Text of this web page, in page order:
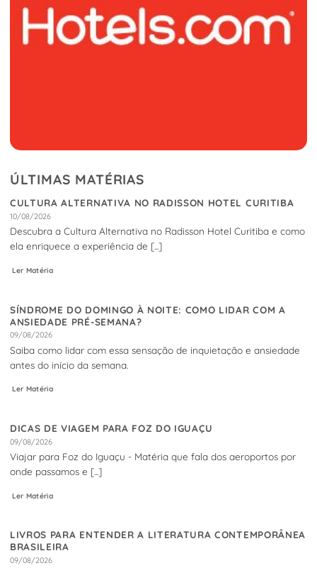
ÚLTIMAS MATÉRIAS
CULTURA ALTERNATIVA NO RADISSON HOTEL CURITIBA
10/08/2026
Descubra a Cultura Alternativa no Radisson Hotel Curitiba e como
ela enriquece a experiência de [...]
Ler Matéria
SÍNDROME DO DOMINGO À NOITE: COMO LIDAR COM A
ANSIEDADE PRÉ-SEMANA?
09/08/2026
Saiba como lidar com essa sensação de inquietação e ansiedade
antes do início da semana.
Ler Matéria
DICAS DE VIAGEM PARA FOZ DO IGUAÇU
09/08/2026
Viajar para Foz do Iguaçu - Matéria que fala dos aeroportos por
onde passamos e [...]
Ler Matéria
LIVROS PARA ENTENDER A LITERATURA CONTEMPORÂNEA
BRASILEIRA
09/08/2026